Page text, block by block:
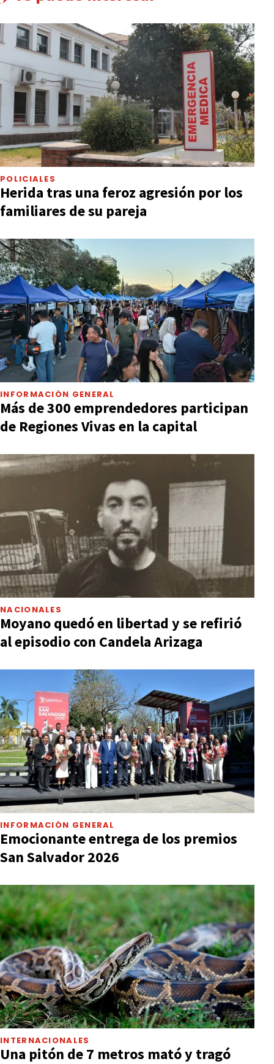
POLICIALES
Herida tras una feroz agresión por los
familiares de su pareja
INFORMACIÓN GENERAL
Más de 300 emprendedores participan
de Regiones Vivas en la capital
NACIONALES
Moyano quedó en libertad y se refirió
al episodio con Candela Arizaga
INFORMACIÓN GENERAL
Emocionante entrega de los premios
San Salvador 2026
INTERNACIONALES
Una pitón de 7 metros mató y tragó